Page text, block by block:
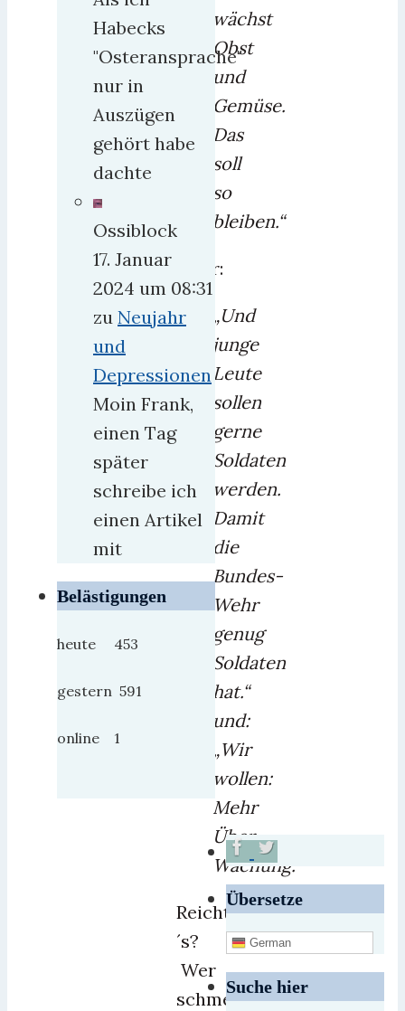
wächst
Obst
und
Gemüse.
Das
soll
so
bleiben.“
Oder:
„Und
junge
Leute
sollen
gerne
Soldaten
werden.
Damit
die
Bundes-
Wehr
genug
Soldaten
hat.“
und:
„Wir
wollen:
Mehr
Über-
Wachung.“
Reicht
´s?
Wer
schmerzfrei
Habecks
"Osteransprache"
nur in
Auszügen
gehört habe
dachte
Ossiblock
17. Januar
2024 um 08:31
zu Neujahr
und
Depressionen
Moin Frank,
einen Tag
später
schreibe ich
einen Artikel
mit
Belästigungen
heute 453
gestern 591
online 1
Übersetze
German
Suche hier